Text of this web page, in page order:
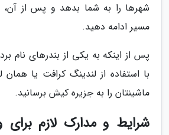
شهرها را به شما بدهد و پس از آن،
مسیر ادامه دهید.
پس از اینکه به یکی از بندرهای نام
با استفاده از لندینگ کرافت یا همان
ماشینتان را به جزیره کیش برسانید.
شرایط و مدارک لازم برای